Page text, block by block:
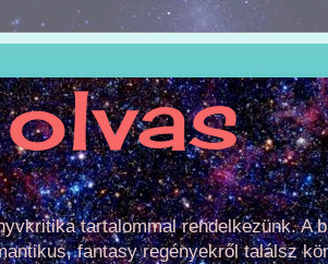
tartalommal rendelkezünk. A
fantasy regényekről találsz